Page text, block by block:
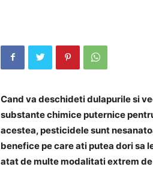
Cand va deschideti dulapurile si
substante chimice puternice
acestea, pesticidele sunt
benefice pe care ati putea dori sa
atat de multe modalitati extrem